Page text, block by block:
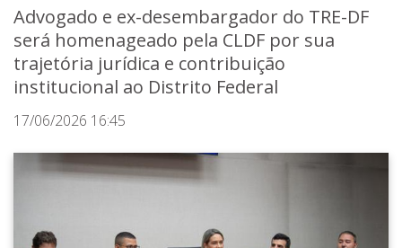
Advogado e ex-desembargador do TRE-DF
será homenageado pela CLDF por sua
trajetória jurídica e contribuição
institucional ao Distrito Federal
17/06/2026 16:45